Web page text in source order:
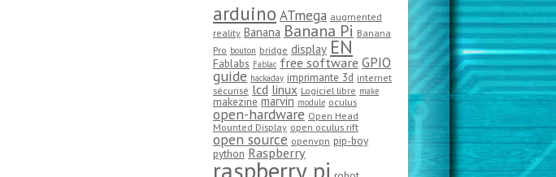
arduino ATmega augmented
reality Banana Banana Pi Banana
Pro bouton bridge display EN
Fablabs Fablac free software GPIO
guide hackaday imprimante 3d internet
sécurisé lcd linux Logiciel libre make
makezine marvin module oculus
open-hardware Open Head
Mounted Display open oculus rift
open source openvpn pip-boy
python Raspberry
raspberry pi